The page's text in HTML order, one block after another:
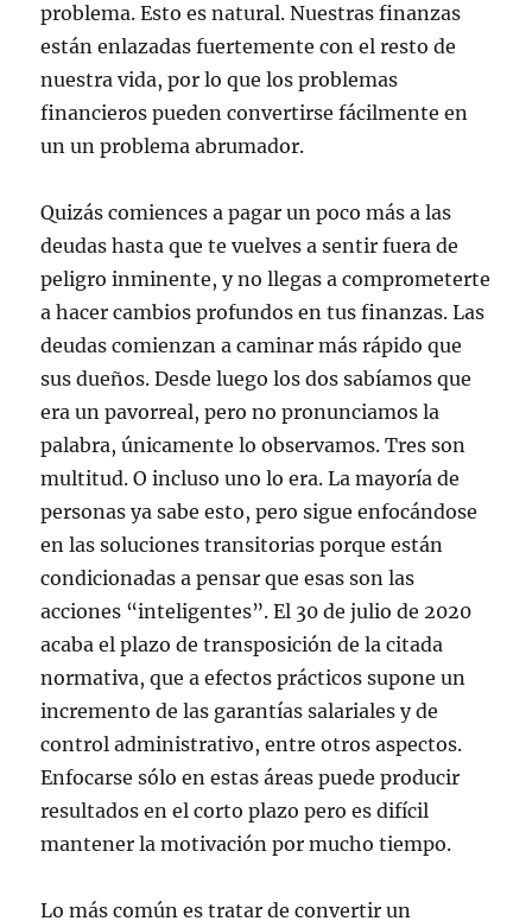
problema. Esto es natural. Nuestras finanzas
están enlazadas fuertemente con el resto de
nuestra vida, por lo que los problemas
financieros pueden convertirse fácilmente en
un un problema abrumador.
Quizás comiences a pagar un poco más a las
deudas hasta que te vuelves a sentir fuera de
peligro inminente, y no llegas a comprometerte
a hacer cambios profundos en tus finanzas. Las
deudas comienzan a caminar más rápido que
sus dueños. Desde luego los dos sabíamos que
era un pavorreal, pero no pronunciamos la
palabra, únicamente lo observamos. Tres son
multitud. O incluso uno lo era. La mayoría de
personas ya sabe esto, pero sigue enfocándose
en las soluciones transitorias porque están
condicionadas a pensar que esas son las
acciones “inteligentes”. El 30 de julio de 2020
acaba el plazo de transposición de la citada
normativa, que a efectos prácticos supone un
incremento de las garantías salariales y de
control administrativo, entre otros aspectos.
Enfocarse sólo en estas áreas puede producir
resultados en el corto plazo pero es difícil
mantener la motivación por mucho tiempo.
Lo más común es tratar de convertir un